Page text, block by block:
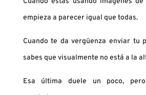
empieza a parecer igual que todas.
Cuando te da vergüenza enviar tu
sabes que visualmente no está a la
Esa última duele un poco,